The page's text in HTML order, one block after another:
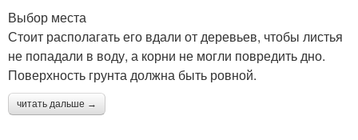
Выбор места
Стоит располагать его вдали от деревьев, чтобы листья
не попадали в воду, а корни не могли повредить дно.
Поверхность грунта должна быть ровной.
читать дальше →